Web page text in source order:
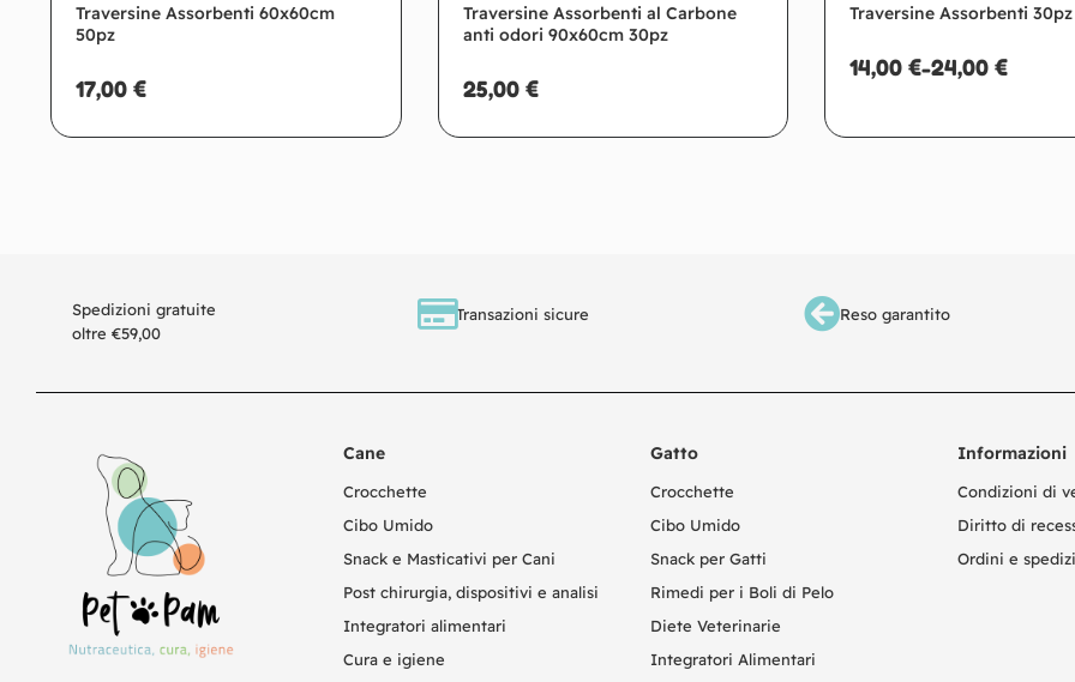
Traversine Assorbenti 60x60cm
50pz
17,00 €
Traversine Assorbenti al Carbone
anti odori 90x60cm 30pz
25,00 €
Traversine Assorbenti 30pz
14,00 €-24,00 €
Spedizioni gratuite
oltre €59,00
Transazioni sicure Reso garantito
Cane
Crocchette
Cibo Umido
Snack e Masticativi per Cani
Post chirurgia, dispositivi e analisi
Integratori alimentari
Cura e igiene
Gatto
Crocchette
Cibo Umido
Snack per Gatti
Rimedi per i Boli di Pelo
Diete Veterinarie
Integratori Alimentari
Informazioni
Condizioni di
Diritto di
Ordini e